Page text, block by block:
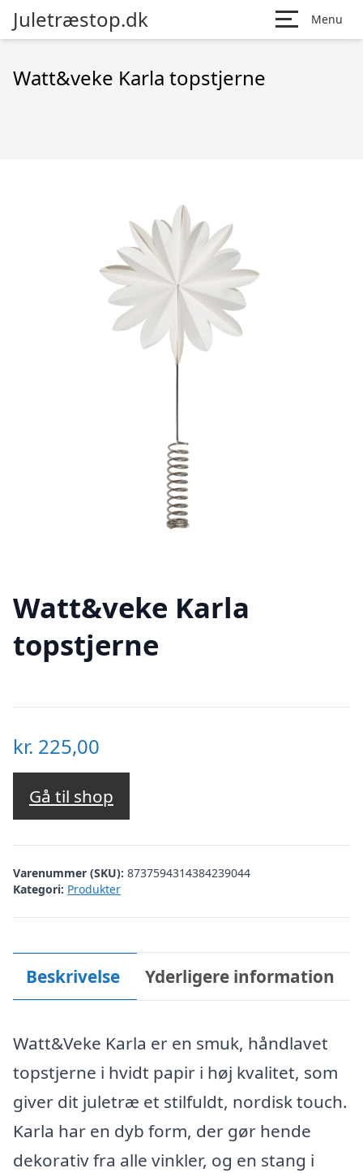
Juletræstop.dk Menu
Watt&veke Karla topstjerne
Watt&veke Karla
topstjerne
kr. 225,00
Gå til shop
Varenummer (SKU): 8737594314384239044
Kategori: Produkter
Beskrivelse Yderligere information
Watt&Veke Karla er en smuk, håndlavet
topstjerne i hvidt papir i høj kvalitet, som
giver dit juletræ et stilfuldt, nordisk touch.
Karla har en dyb form, der gør hende
dekorativ fra alle vinkler, og en stang i